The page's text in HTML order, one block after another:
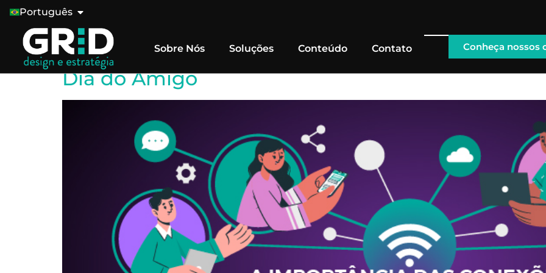
Português
Sobre Nós Soluções Conteúdo Contato Conheça nossos
Tag:
A Importância das Conexões no Mundo dos
Dia do Amigo